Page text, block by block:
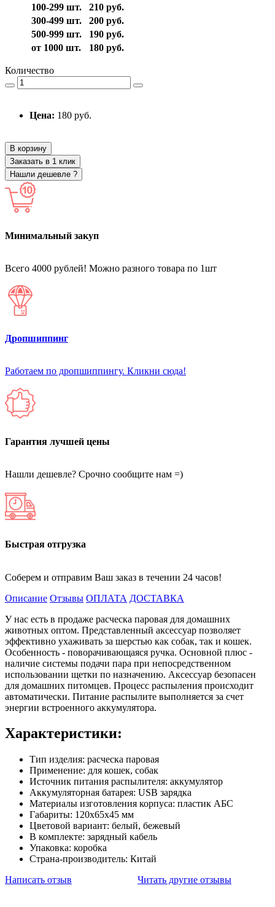
100-299 шт.
210 руб.
300-499 шт.
200 руб.
500-999 шт.
190 руб.
от 1000 шт.
180 руб.
Количество
Цена: 180 руб.
В корзину
Заказать в 1 клик
Нашли дешевле ?
Минимальный закуп
Всего 4000 рублей! Можно разного товара по 1шт
Дропшиппинг
Работаем по дропшиппингу. Кликни сюда!
Гарантия лучшей цены
Нашли дешевле? Срочно сообщите нам =)
Быстрая отгрузка
Соберем и отправим Ваш заказ в течении 24 часов!
Описание Отзывы ОПЛАТА ДОСТАВКА
У нас есть в продаже расческа паровая для домашних
животных оптом. Представленный аксессуар позволяет
эффективно ухаживать за шерстью как собак, так и кошек.
Особенность - поворачивающаяся ручка. Основной плюс -
наличие системы подачи пара при непосредственном
использовании щетки по назначению. Аксессуар безопасен
для домашних питомцев. Процесс распыления происходит
автоматически. Питание распылите выполняется за счет
энергии встроенного аккумулятора.
Характеристики:
Тип изделия: расческа паровая
Применение: для кошек, собак
Источник питания распылителя: аккумулятор
Аккумуляторная батарея: USB зарядка
Материалы изготовления корпуса: пластик АБС
Габариты: 120х65х45 мм
Цветовой вариант: белый, бежевый
В комплекте: зарядный кабель
Упаковка: коробка
Страна-производитель: Китай
Написать отзыв
Читать другие отзывы